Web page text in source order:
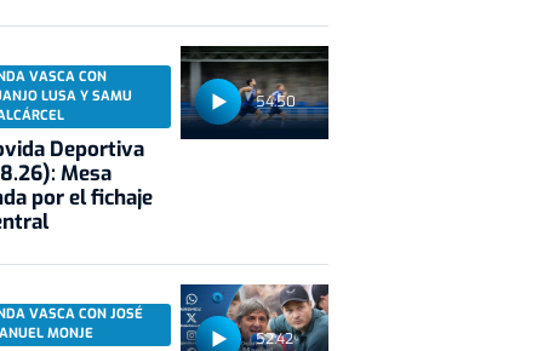
54:50
VASCA CON
LUSA Y SAMU
Deportiva
Mesa
por el fichaje
52:42
VASCA CON JOSÉ
MONJE